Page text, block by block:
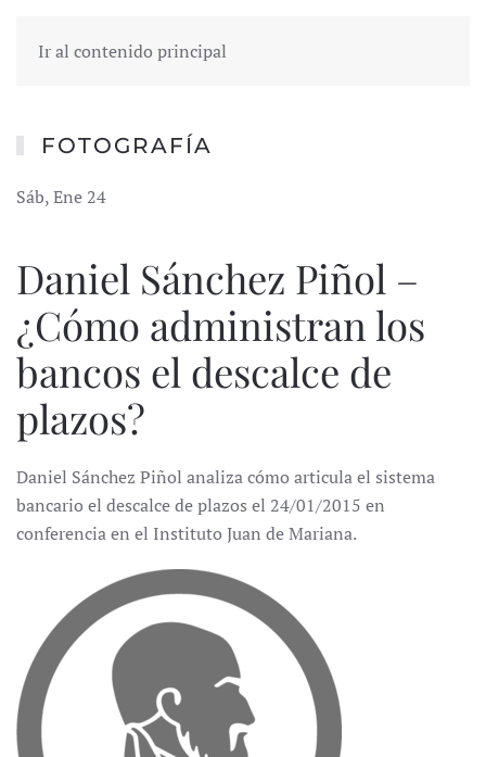
Ir al contenido principal
FOTOGRAFÍA
Sáb, Ene 24
Daniel Sánchez Piñol –
¿Cómo administran los
bancos el descalce de
plazos?
Daniel Sánchez Piñol analiza cómo articula el sistema
bancario el descalce de plazos el 24/01/2015 en
conferencia en el Instituto Juan de Mariana.